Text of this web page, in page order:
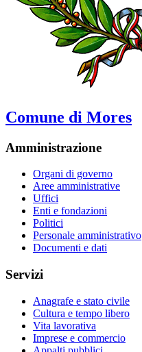
Comune di Mores
Amministrazione
Organi di governo
Aree amministrative
Uffici
Enti e fondazioni
Politici
Personale amministrativo
Documenti e dati
Servizi
Anagrafe e stato civile
Cultura e tempo libero
Vita lavorativa
Imprese e commercio